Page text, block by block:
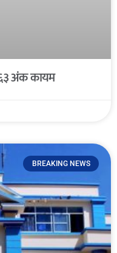
अंक कायम
BREAKING NEWS